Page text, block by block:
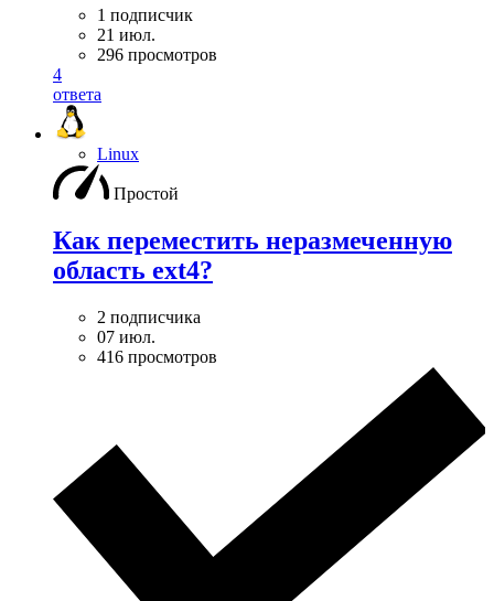
1 подписчик
21 июл.
296 просмотров
4
ответа
Linux
Простой
Как переместить неразмеченную
область ext4?
2 подписчика
07 июл.
416 просмотров